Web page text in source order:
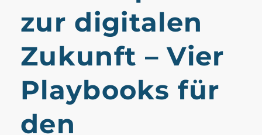
zur digitalen
Zukunft – Vier
Playbooks für
den